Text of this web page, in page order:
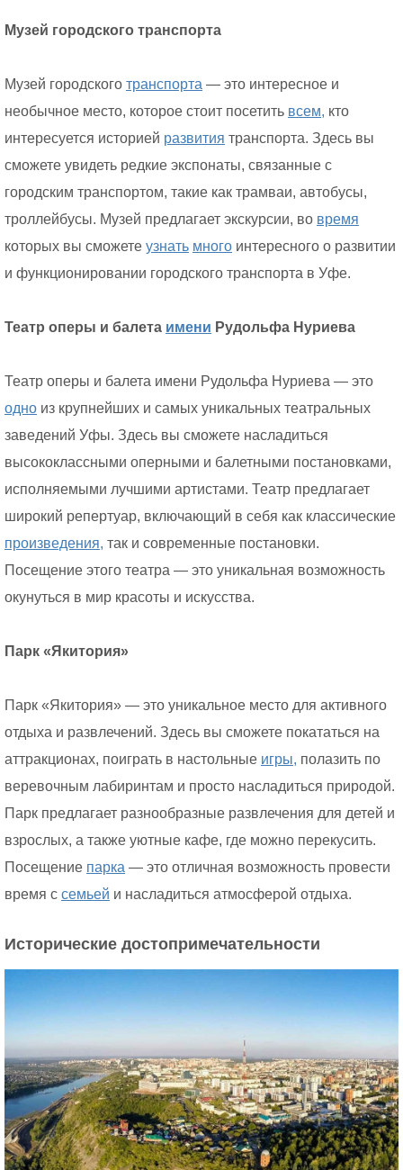
Музей городского транспорта
Музей городского транспорта — это интересное и
необычное место, которое стоит посетить всем, кто
интересуется историей развития транспорта. Здесь вы
сможете увидеть редкие экспонаты, связанные с
городским транспортом, такие как трамваи, автобусы,
троллейбусы. Музей предлагает экскурсии, во время
которых вы сможете узнать много интересного о развитии
и функционировании городского транспорта в Уфе.
Театр оперы и балета имени Рудольфа Нуриева
Театр оперы и балета имени Рудольфа Нуриева — это
одно из крупнейших и самых уникальных театральных
заведений Уфы. Здесь вы сможете насладиться
высококлассными оперными и балетными постановками,
исполняемыми лучшими артистами. Театр предлагает
широкий репертуар, включающий в себя как классические
произведения, так и современные постановки.
Посещение этого театра — это уникальная возможность
окунуться в мир красоты и искусства.
Парк «Якитория»
Парк «Якитория» — это уникальное место для активного
отдыха и развлечений. Здесь вы сможете покататься на
аттракционах, поиграть в настольные игры, полазить по
веревочным лабиринтам и просто насладиться природой.
Парк предлагает разнообразные развлечения для детей и
взрослых, а также уютные кафе, где можно перекусить.
Посещение парка — это отличная возможность провести
время с семьей и насладиться атмосферой отдыха.
Исторические достопримечательности